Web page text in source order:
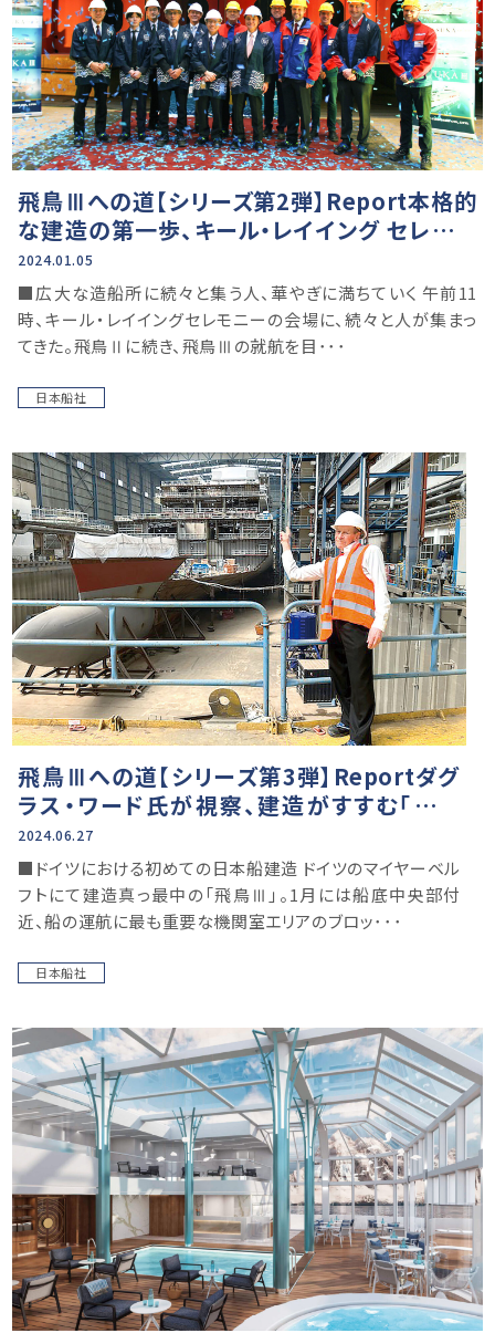
飛鳥Ⅲへの道【シリーズ第2弾】Report本格的
な建造の第一歩、キール・レイイング セレモニ
ー
2024.01.05
■広大な造船所に続々と集う人、華やぎに満ちていく 午前11
時、キール・レイイングセレモニーの会場に、続々と人が集まっ
てきた。飛鳥Ⅱに続き、飛鳥Ⅲの就航を目･･･
日本船社
飛鳥Ⅲへの道【シリーズ第3弾】Reportダグ
ラス・ワード氏が視察、建造がすすむ「飛鳥
Ⅲ」のいま
2024.06.27
■ドイツにおける初めての日本船建造 ドイツのマイヤーベル
フトにて建造真っ最中の「飛鳥Ⅲ」。1月には船底中央部付
近、船の運航に最も重要な機関室エリアのブロッ･･･
日本船社